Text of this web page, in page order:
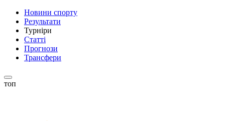
Новини спорту
Результати
Турніри
Статті
Прогнози
Трансфери
топ